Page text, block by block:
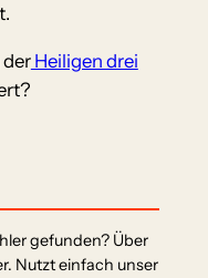
derHeiligen drei
gefunden? Über
Nutzt einfach unser